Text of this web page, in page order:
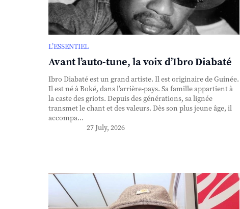
L’ESSENTIEL
Avant l’auto-tune, la voix d’Ibro Diabaté
Ibro Diabaté est un grand artiste. Il est originaire de Guinée.
Il est né à Boké, dans l’arrière-pays. Sa famille appartient à
la caste des griots. Depuis des générations, sa lignée
transmet le chant et des valeurs. Dès son plus jeune âge, il
accompa...
27 July, 2026